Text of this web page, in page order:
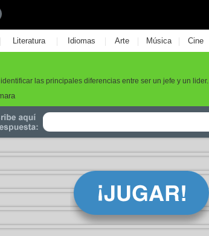
| Literatura | Idiomas | Arte | Música | Cine
las principales diferencias entre ser un jefe y un lider.